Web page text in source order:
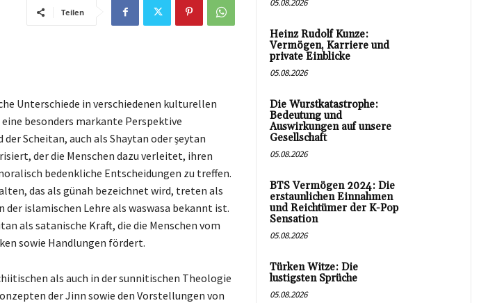
Teilen
Unterschiede in verschiedenen kulturellen
besonders markante Perspektive
Scheitan, auch als Shaytan oder şeytan
der die Menschen dazu verleitet, ihren
bedenkliche Entscheidungen zu treffen.
das als günah bezeichnet wird, treten als
islamischen Lehre als waswasa bekannt ist.
als satanische Kraft, die die Menschen vom
sowie Handlungen fördert.
als auch in der sunnitischen Theologie
der Jinn sowie den Vorstellungen von
05.08.2026
Heinz Rudolf Kunze:
Vermögen, Karriere und
private Einblicke
05.08.2026
Die Wurstkatastrophe:
Bedeutung und
Auswirkungen auf unsere
Gesellschaft
05.08.2026
BTS Vermögen 2024: Die
erstaunlichen Einnahmen
und Reichtümer der K-Pop
Sensation
05.08.2026
Türken Witze: Die
lustigsten Sprüche
05.08.2026